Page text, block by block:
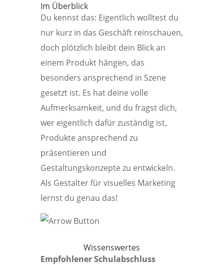
Im Überblick
Du kennst das: Eigentlich wolltest du
nur kurz in das Geschäft reinschauen,
doch plötzlich bleibt dein Blick an
einem Produkt hängen, das
besonders ansprechend in Szene
gesetzt ist. Es hat deine volle
Aufmerksamkeit, und du fragst dich,
wer eigentlich dafür zuständig ist,
Produkte ansprechend zu
präsentieren und
Gestaltungskonzepte zu entwickeln.
Als Gestalter für visuelles Marketing
lernst du genau das!
Wissenswertes
Empfohlener Schulabschluss